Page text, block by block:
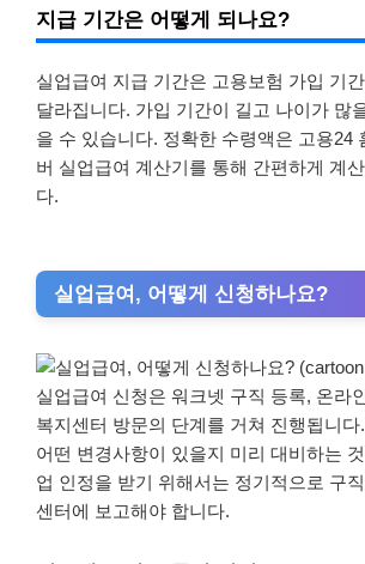
지급 기간은 어떻게 되나요?
실업급여 지급 기간은 고용보험 가입 기
달라집니다. 가입 기간이 길고 나이가 많
을 수 있습니다. 정확한 수령액은 고용24
버 실업급여 계산기를 통해 간편하게 계
다.
실업급여, 어떻게 신청하나요?
실업급여 신청은 워크넷 구직 등록, 온라
복지센터 방문의 단계를 거쳐 진행됩니다
어떤 변경사항이 있을지 미리 대비하는
업 인정을 받기 위해서는 정기적으로 구
센터에 보고해야 합니다.